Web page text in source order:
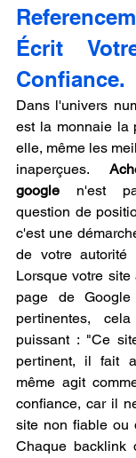
Écrit
Confiance.
Dans l'univers
est la monnaie la
elle, même les
inaperçues.
google n'est
question de
c'est une
de votre autorité
Lorsque votre
page de
pertinentes,
puissant : "Ce
pertinent, il fait
même agit
confiance, car il
site non fiable ou
Chaque backlink